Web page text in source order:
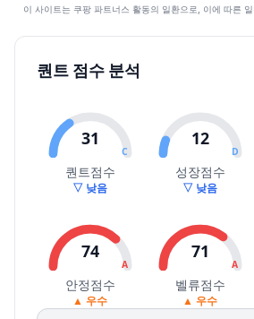
2026.08.06
410004400039050428008.49
2026.08.07
4415048000437004720010.28
이 사이트는 쿠팡 파트너스 활동의 일환으로, 이에 따른
퀀트 점수 분석
31
C
퀀트점수
▽ 낮음
12
D
성장점수
▽ 낮음
74
A
안정점수
▲ 우수
71
A
벨류점수
▲ 우수